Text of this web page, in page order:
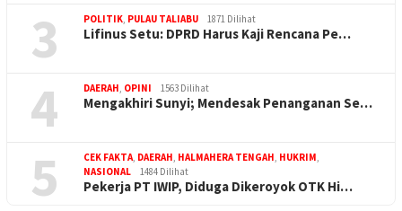
3 POLITIK PULAU TALIABU 1871 Dilihat
Lifinus Setu: DPRD Harus Kaji Rencana Pe…
4 DAERAH OPINI 1563 Dilihat
Mengakhiri Sunyi; Mendesak Penanganan Se…
5 CEK FAKTA DAERAH HALMAHERA TENGAH HUKRIM
NASIONAL
1484 Dilihat
Pekerja PT IWIP, Diduga Dikeroyok OTK Hi…